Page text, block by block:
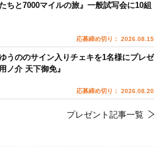
ちと7000マイルの旅』一般試写会に10組
応募締め切り： 2026.08.15
うののサイン入りチェキを1名様にプレゼ
ノ介 天下御免』
応募締め切り： 2026.08.20
プレゼント記事一覧